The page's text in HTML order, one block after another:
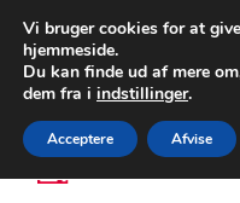
FEDEX
80 82 72 02
Spring
til
Spring
til
Vi bruger cookies for at
hjemmeside.
Du kan finde ud af mere
dem fra i indstillinger.
Acceptere Afvise